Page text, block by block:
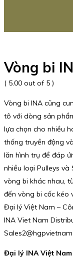
Vòng bi
( 5.00 out of 5 )
Vòng bi INA cũng
tô với dòng sản
lựa chọn cho nhiều
thống truyền động
lăn hình trụ để đáp
nhiều loại Pulleys
vòng bi khác nhau,
đến vòng bi cốc kéo
Đại lý Việt Nam –
INA Viet Nam
Đại lý INA Việt Nam